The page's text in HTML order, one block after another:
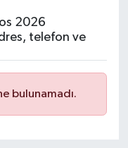
2026
telefon ve
bulunamadı.